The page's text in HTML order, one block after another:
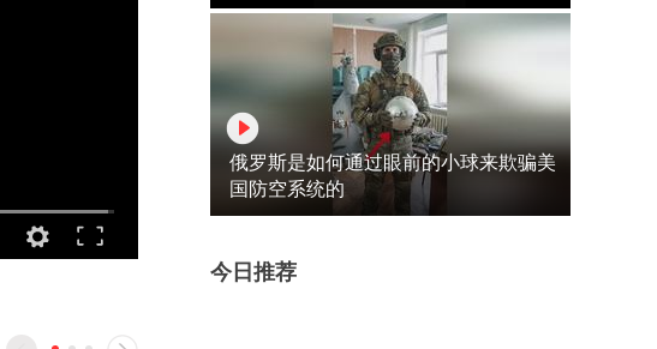
俄罗斯是如何通过眼前的小球来欺骗美
国防空系统的
今日推荐